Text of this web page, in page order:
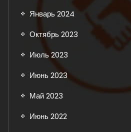
Январь 2024
Октябрь 2023
Июль 2023
Июнь 2023
Май 2023
Июнь 2022